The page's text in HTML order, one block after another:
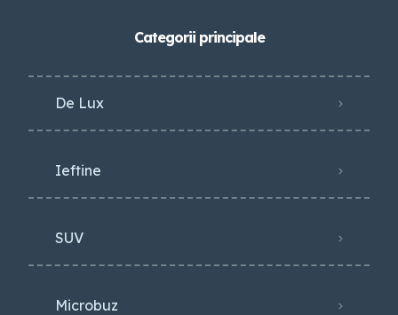
Categorii principale
De Lux
Ieftine
SUV
Microbuz